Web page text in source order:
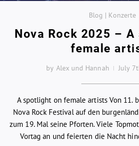
Blog | Konzerte
Nova Rock 2025 –
female
by Alex und Hannah July
A spotlight on female artists Von 11.
Nova Rock Festival auf den
zum 19. Mal seine Pforten. Viele
Vortag an und feierten die Nacht